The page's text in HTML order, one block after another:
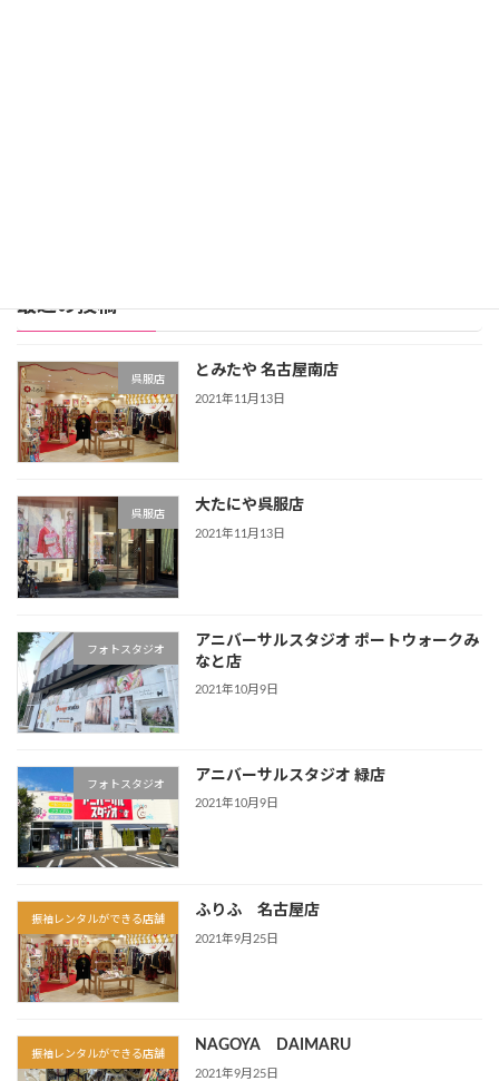
最近の投稿
呉服店
とみたや 名古屋南店
2021年11月13日
呉服店
大たにや呉服店
2021年11月13日
フォトスタジオ
アニバーサルスタジオ ポートウォークみ
なと店
2021年10月9日
フォトスタジオ
アニバーサルスタジオ 緑店
2021年10月9日
振袖レンタルができる店舗
ふりふ 名古屋店
2021年9月25日
振袖レンタルができる店舗
NAGOYA DAIMARU
2021年9月25日